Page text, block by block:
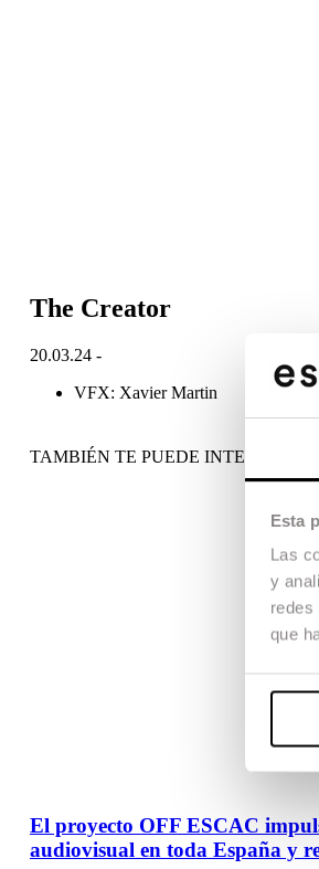
Esta
Las
y
redes
que
The Creator
20.03.24 -
VFX: Xavier Martin
TAMBIÉN TE PUEDE INTERESAR
El proyecto OFF ESCAC
audiovisual en toda España y